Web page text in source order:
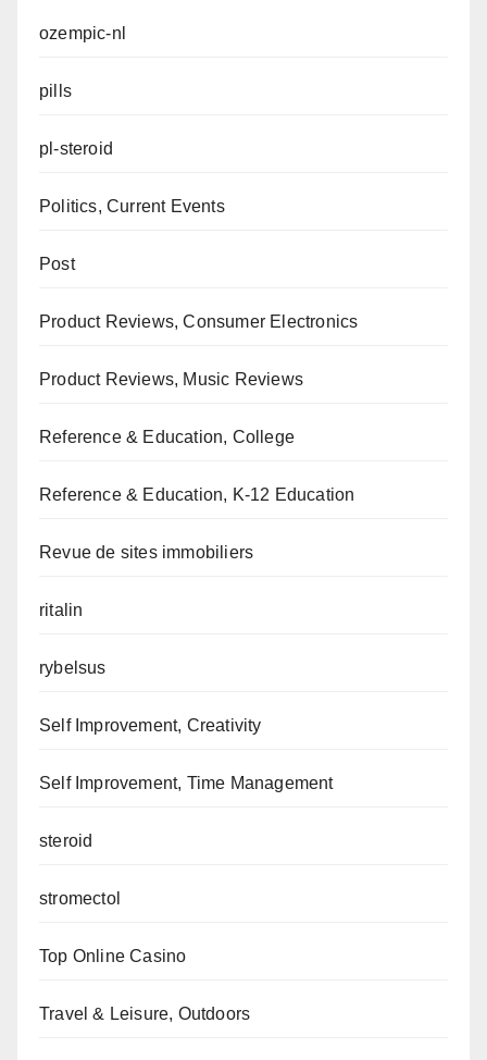
ozempic-nl
pills
pl-steroid
Politics, Current Events
Post
Product Reviews, Consumer Electronics
Product Reviews, Music Reviews
Reference & Education, College
Reference & Education, K-12 Education
Revue de sites immobiliers
ritalin
rybelsus
Self Improvement, Creativity
Self Improvement, Time Management
steroid
stromectol
Top Online Casino
Travel & Leisure, Outdoors